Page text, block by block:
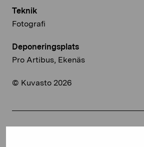
Teknik
Fotografi
Deponeringsplats
Pro Artibus, Ekenäs
© Kuvasto 2026